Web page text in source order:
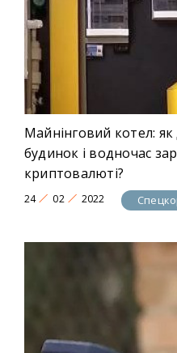
Майнінговий котел: як
будинок і водночас
криптовалюті?
24 02 2022